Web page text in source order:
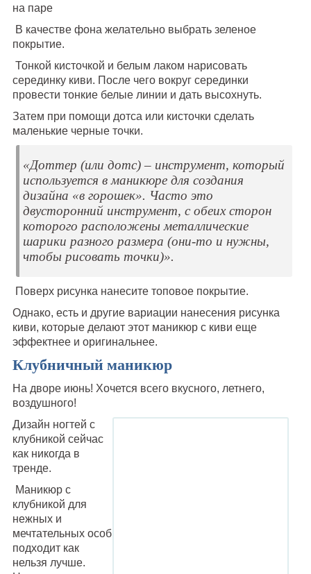
на паре
В качестве фона желательно выбрать зеленое
покрытие.
Тонкой кисточкой и белым лаком нарисовать
серединку киви. После чего вокруг серединки
провести тонкие белые линии и дать высохнуть.
Затем при помощи дотса или кисточки сделать
маленькие черные точки.
«Доттер (или дотс) – инструмент, который
используется в маникюре для создания
дизайна «в горошек». Часто это
двусторонний инструмент, с обеих сторон
которого расположены металлические
шарики разного размера (они-то и нужны,
чтобы рисовать точки)».
Поверх рисунка нанесите топовое покрытие.
Однако, есть и другие вариации нанесения рисунка
киви, которые делают этот маникюр с киви еще
эффектнее и оригинальнее.
Клубничный маникюр
На дворе июнь! Хочется всего вкусного, летнего,
воздушного!
Дизайн ногтей с
клубникой сейчас
как никогда в
тренде.
Маникюр с
клубникой для
нежных и
мечтательных особ
подходит как
нельзя лучше.